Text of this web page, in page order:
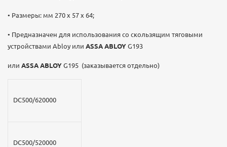
• Размеры: мм 270 x 57 x 64;
• Предназначен для использования со скользящим тяговыми
устройствами Abloy или ASSA ABLOY G193
или ASSA ABLOY G195 (заказывается отдельно)
DC500/620000
DC500/520000